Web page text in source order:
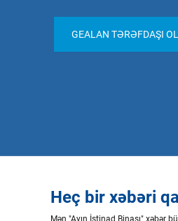
GEALAN TƏRƏFDAŞI
Heç bir xəbəri